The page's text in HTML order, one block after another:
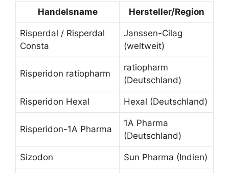
Handelsname Hersteller/Region
Risperdal / Risperdal
Consta
Janssen-Cilag
(weltweit)
Risperidon ratiopharm
ratiopharm
(Deutschland)
Risperidon Hexal Hexal (Deutschland)
Risperidon-1A Pharma
1A Pharma
(Deutschland)
Sizodon Sun Pharma (Indien)